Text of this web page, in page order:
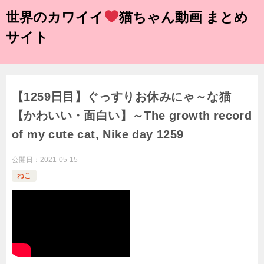
世界のカワイイ
猫ちゃん動画 まとめ
サイト
【1259日目】ぐっすりお休みにゃ～な猫
【かわいい・面白い】～The growth record
of my cute cat, Nike day 1259
公開日： 2021-05-15
ねこ